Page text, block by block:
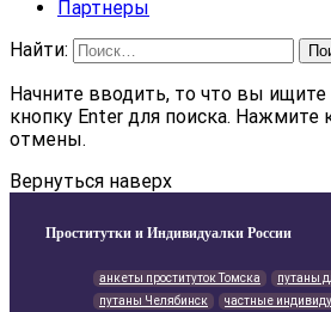
Партнеры
Найти:
Начните вводить, то что вы
кнопку Enter для поиска. Нажмите
отмены.
Вернуться наверх
Проститутки и Индивидуалки России
анкеты проституток Томска
путаны
путаны Челябинск
частные